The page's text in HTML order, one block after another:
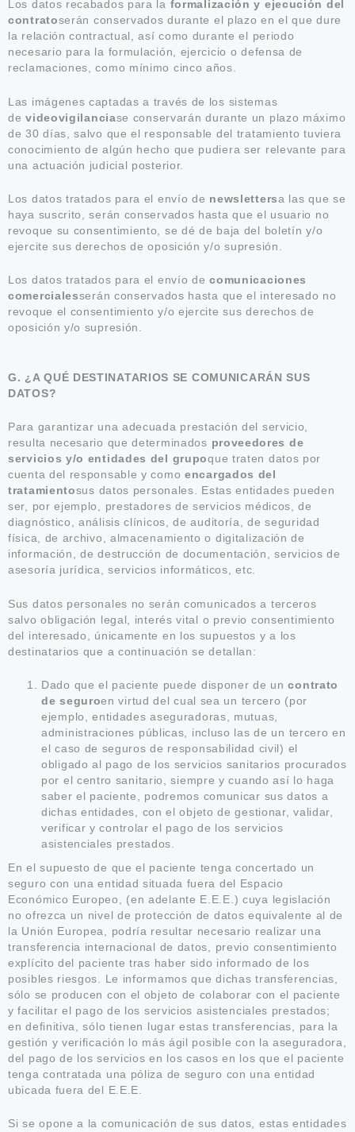
Los datos recabados para la formalización y ejecución del
contratoserán conservados durante el plazo en el que dure
la relación contractual, así como durante el periodo
necesario para la formulación, ejercicio o defensa de
reclamaciones, como mínimo cinco años.
Las imágenes captadas a través de los sistemas
devideovigilanciase conservarán durante un plazo máximo
de 30 días, salvo que el responsable del tratamiento tuviera
conocimiento de algún hecho que pudiera ser relevante para
una actuación judicial posterior.
Los datos tratados para el envío de newslettersa las que se
haya suscrito, serán conservados hasta que el usuario no
revoque su consentimiento, se dé de baja del boletín y/o
ejercite sus derechos de oposición y/o supresión.
Los datos tratados para el envío decomunicaciones
comercialesserán conservados hasta que el interesado no
revoque el consentimiento y/o ejercite sus derechos de
oposición y/o supresión.
G. ¿A QUÉ DESTINATARIOS SE COMUNICARÁN SUS
DATOS?
Para garantizar una adecuada prestación del servicio,
resulta necesario que determinados proveedores de
servicios y/o entidades del grupoque traten datos por
cuenta del responsable y como encargados del
tratamientosus datos personales. Estas entidades pueden
ser, por ejemplo, prestadores de servicios médicos, de
diagnóstico, análisis clínicos, de auditoría, de seguridad
física, de archivo, almacenamiento o digitalización de
información, de destrucción de documentación, servicios de
asesoría jurídica, servicios informáticos, etc.
Sus datos personales no serán comunicados a terceros
salvo obligación legal, interés vital o previo consentimiento
del interesado, únicamente en los supuestos y a los
destinatarios que a continuación se detallan:
Dado que el paciente puede disponer de uncontrato
de seguroen virtud del cual sea un tercero (por
ejemplo, entidades aseguradoras, mutuas,
administraciones públicas, incluso las de un tercero en
el caso de seguros de responsabilidad civil) el
obligado al pago de los servicios sanitarios procurados
por el centro sanitario, siempre y cuando así lo haga
saber el paciente, podremos comunicar sus datos a
dichas entidades, con el objeto de gestionar, validar,
verificar y controlar el pago de los servicios
asistenciales prestados.
En el supuesto de que el paciente tenga concertado un
seguro con una entidad situada fuera del Espacio
Económico Europeo, (en adelante E.E.E.) cuya legislación
no ofrezca un nivel de protección de datos equivalente al de
la Unión Europea, podría resultar necesario realizar una
transferencia internacional de datos, previo consentimiento
explícito del paciente tras haber sido informado de los
posibles riesgos. Le informamos que dichas transferencias,
sólo se producen con el objeto de colaborar con el paciente
y facilitar el pago de los servicios asistenciales prestados;
en definitiva, sólo tienen lugar estas transferencias, para la
gestión y verificación lo más ágil posible con la aseguradora,
del pago de los servicios en los casos en los que el paciente
tenga contratada una póliza de seguro con una entidad
ubicada fuera del E.E.E.
Si se opone a la comunicación de sus datos, estas entidades